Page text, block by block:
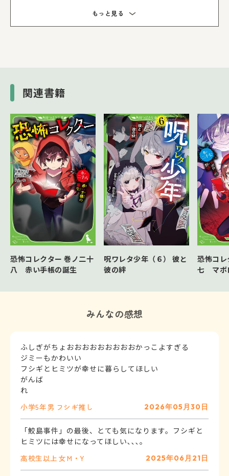
３つ目の町 死の蝶もっと見る
関連書籍
恐怖コレクター 巻ノ二十
八 赤い手帳の誕生
呪ワレタ少年（６） 彼と
彼の絆
恐怖コ
七 マボ
みんなの感想
ふしぎがちょおおおおおおおおおかっこよすぎる
ジミーもかわいい
フシギとヒミツが幸せに暮らしてほしい
がんば
れ
小学5年男 フシギ推し 2026年05月30日
「鮫島事件」の最後、とても気になります。フシギと
ヒミツには幸せになってほしい､､､。
高校生以上 女M・Y 2025年06月21日